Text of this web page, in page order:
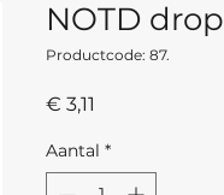
NOTD
Productcode: 87.
€ 3,11
Aantal *